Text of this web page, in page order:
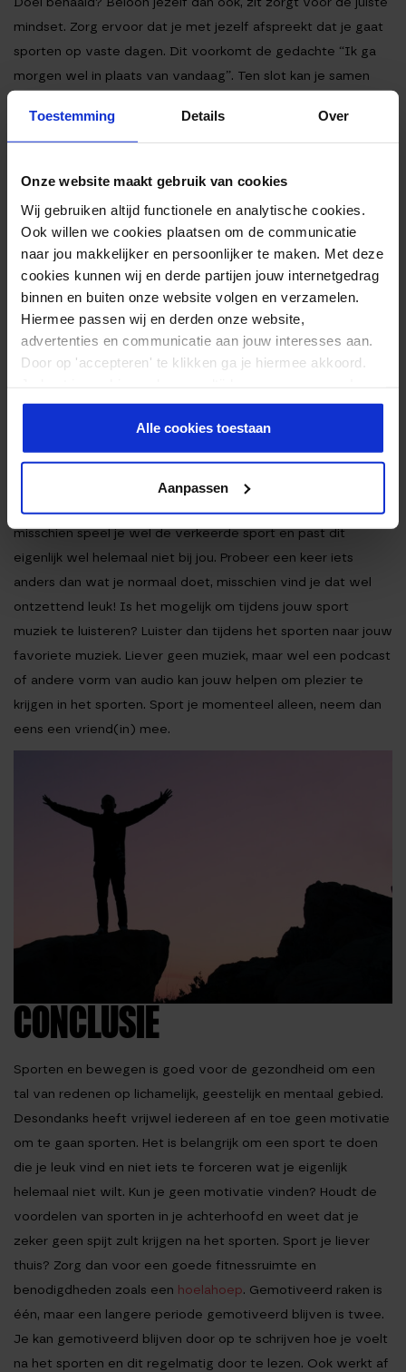
Toestemming Details Over
Onze website maakt gebruik van cookies
Wij gebruiken altijd functionele en analytische cookies.
Ook willen we cookies plaatsen om de communicatie
naar jou makkelijker en persoonlijker te maken. Met deze
cookies kunnen wij en derde partijen jouw internetgedrag
binnen en buiten onze website volgen en verzamelen.
Hiermee passen wij en derden onze website,
advertenties en communicatie aan jouw interesses aan.
Door op 'accepteren' te klikken ga je hiermee akkoord.
er meer over in onsprivacy beleid.
Alle cookies toestaan
Aanpassen
mindset. Zorg ervoor dat je met jezelf afspreekt dat je gaat
sporten op vaste dagen. Dit voorkomt de gedachte “Ik ga
morgen wel in plaats van vandaag”. Ten slot kan je samen
om niet te gaan.
HOE KRIJG IK PLEZIER IN
HET SPORTEN?
Geen plezier in sporten? Vraag jezelf af hoe dit komt,
misschien speel je wel de verkeerde sport en past dit
eigenlijk wel helemaal niet bij jou. Probeer een keer iets
anders dan wat je normaal doet, misschien vind je dat wel
ontzettend leuk! Is het mogelijk om tijdens jouw sport
muziek te luisteren? Luister dan tijdens het sporten naar jouw
favoriete muziek. Liever geen muziek, maar wel een podcast
of andere vorm van audio kan jouw helpen om plezier te
krijgen in het sporten. Sport je momenteel alleen, neem dan
eens een vriend(in) mee.
CONCLUSIE
Sporten en bewegen is goed voor de gezondheid om een
tal van redenen op lichamelijk, geestelijk en mentaal gebied.
Desondanks heeft vrijwel iedereen af en toe geen motivatie
om te gaan sporten. Het is belangrijk om een sport te doen
die je leuk vind en niet iets te forceren wat je eigenlijk
helemaal niet wilt. Kun je geen motivatie vinden? Houdt de
voordelen van sporten in je achterhoofd en weet dat je
zeker geen spijt zult krijgen na het sporten. Sport je liever
thuis? Zorg dan voor een goede fitnessruimte en
benodigdheden zoals een hoelahoep. Gemotiveerd raken is
één, maar een langere periode gemotiveerd blijven is twee.
Je kan gemotiveerd blijven door op te schrijven hoe je voelt
na het sporten en dit regelmatig door te lezen. Ook werkt af